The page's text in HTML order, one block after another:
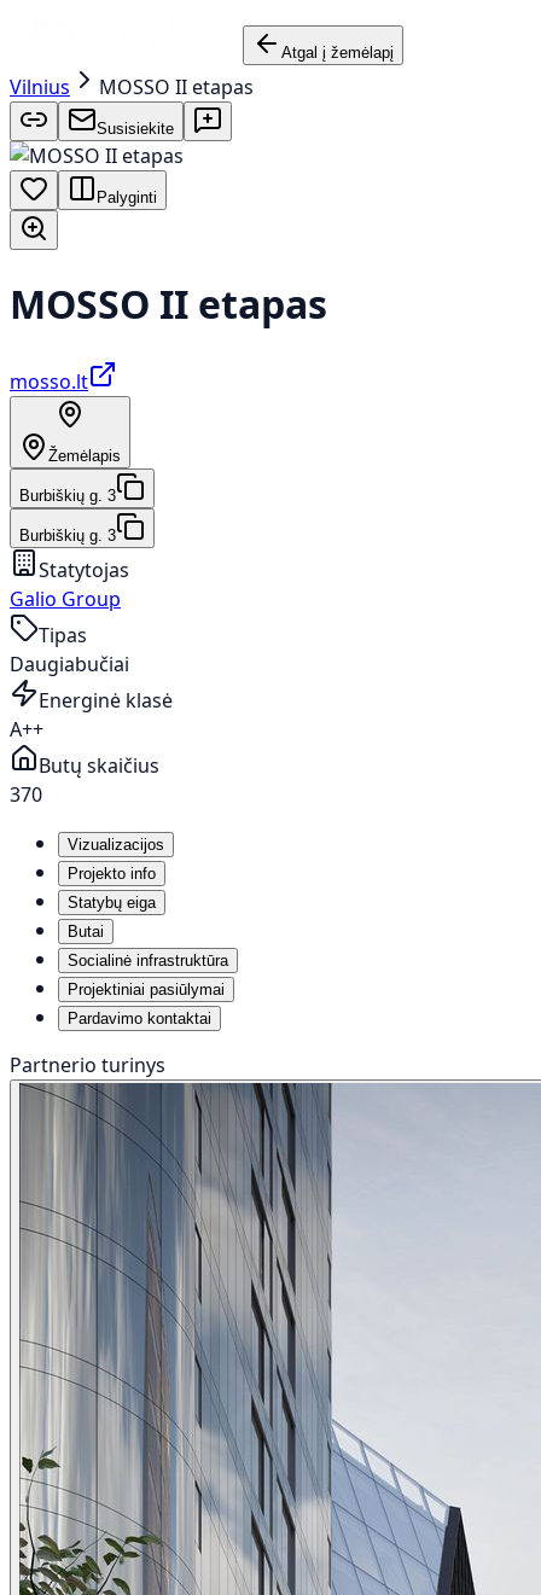
Atgal į žemėlapį
Vilnius MOSSO II etapas
Susisiekite
Palyginti
MOSSO II etapas
mosso.lt
Žemėlapis
Burbiškių g. 3
Burbiškių g. 3
Statytojas
Galio Group
Tipas
Daugiabučiai
Energinė klasė
A++
Butų skaičius
370
Vizualizacijos
Projekto info
Statybų eiga
Butai
Socialinė infrastruktūra
Projektiniai pasiūlymai
Pardavimo kontaktai
Partnerio turinys